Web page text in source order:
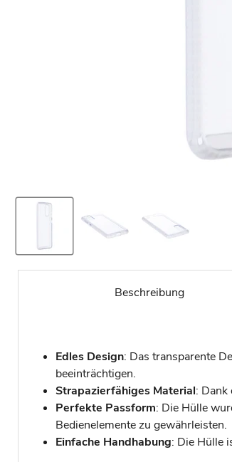
Beschreibung
Edles Design: Das transparente
beeinträchtigen.
Strapazierfähiges Material:
Perfekte Passform: Die Hülle
Bedienelemente zu gewährleisten.
Einfache Handhabung: Die Hülle